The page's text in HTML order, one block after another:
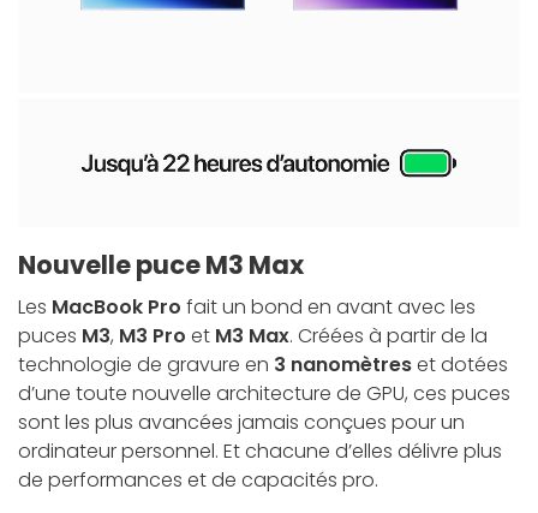
Nouvelle puce M3 Max
Les MacBook Pro fait un bond en avant avec les
puces M3, M3 Pro et M3 Max. Créées à partir de la
technologie de gravure en 3 nanomètreset dotées
d’une toute nouvelle architecture de GPU, ces puces
sont les plus avancées jamais conçues pour un
ordinateur personnel. Et chacune d’elles délivre plus
de performances et de capacités pro.